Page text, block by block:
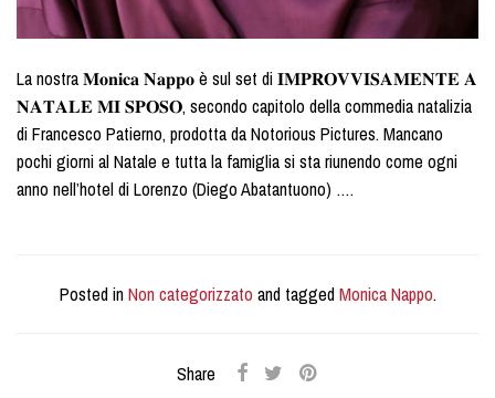
La nostra 𝐌𝐨𝐧𝐢𝐜𝐚 𝐍𝐚𝐩𝐩𝐨 è sul set di 𝐈𝐌𝐏𝐑𝐎𝐕𝐕𝐈𝐒𝐀𝐌𝐄𝐍𝐓𝐄 𝐀
𝐍𝐀𝐓𝐀𝐋𝐄 𝐌𝐈 𝐒𝐏𝐎𝐒𝐎, secondo capitolo della commedia natalizia
di Francesco Patierno, prodotta da Notorious Pictures. Mancano
pochi giorni al Natale e tutta la famiglia si sta riunendo come ogni
anno nell’hotel di Lorenzo (Diego Abatantuono) ….
Posted inNon categorizzato and taggedMonica Nappo.
Share